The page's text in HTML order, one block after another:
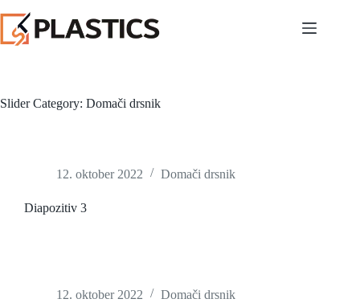
na
vsebino
Slider Category: Domači drsnik
12. oktober 2022 Domači drsnik
Diapozitiv 3
12. oktober 2022 Domači drsnik